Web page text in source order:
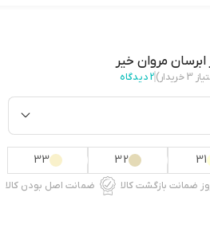
ابرسان مروان خیر
3خریدار)2دیدگاه
31
32
33
ضمانت اصل بودن کالا